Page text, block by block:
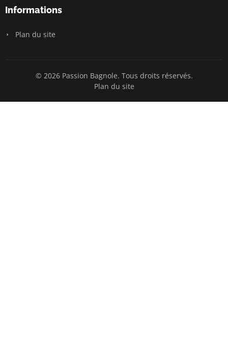
Informations
Plan du site
© 2026 Passion Bagnole. Tous droits réservés.
Plan du site